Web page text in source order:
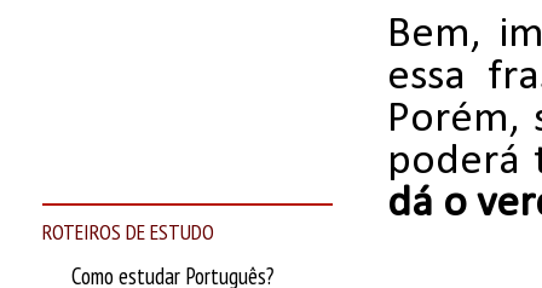
Bem,
essa
Porém,
poderá
dá o
ROTEIROS DE ESTUDO
Como estudar Português?